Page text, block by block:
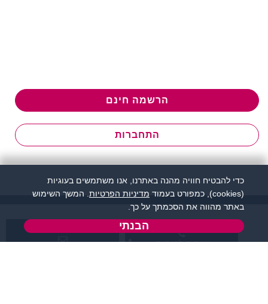
הרשמה חינם
התחברות
שירות לקוחות:
כדי להבטיח חוויה מהנה באתרנו, אנו משתמשים בעוגיות
(cookies), כמפורט בעמוד
מדיניות הפרטיות . המשך השימוש
באתר מהווה את הסכמתך על כך.
הבנתי